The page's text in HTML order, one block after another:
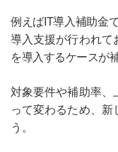
例えばIT導入補助金
導入支援が行われて
を導入するケースが
対象要件や補助率、
って変わるため、新
う。